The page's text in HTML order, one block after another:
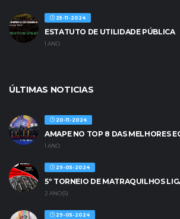
25-11-2024
ESTATUTO DE UTILIDADE PÚBLICA
1 ANO
ÚLTIMAS NOTICIAS
20-11-2024
AMAPE NO TOP 8 DAS MELHORES
1 ANO
29-05-2024
5º TORNEIO DE MATRAQUILHOS
2 ANO(S)
29-05-2024